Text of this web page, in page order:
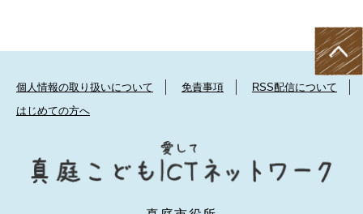
個人情報の取り扱いについて 免責事項
RSS配信について
はじめての方へ